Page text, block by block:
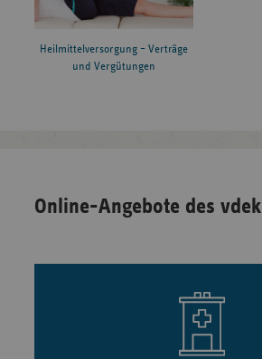
Heilmittelversorgung – Verträge
und Vergütungen
Online-Angebote des vdek